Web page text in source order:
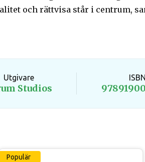
och rättvisa står i centrum,
Utgivare
Studios
ISBN
Populär